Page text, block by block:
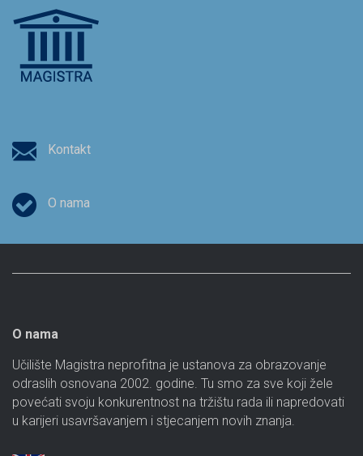
Kontakt
O nama
O nama
Učilište Magistra neprofitna je ustanova za obrazovanje
odraslih osnovana 2002. godine. Tu smo za sve koji žele
povećati svoju konkurentnost na tržištu rada ili napredovati
u karijeri usavršavanjem i stjecanjem novih znanja.